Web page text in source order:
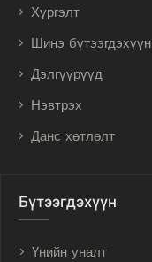
Хүргэлт
Шинэ бүтээгдэхүүн
Дэлгүүрүүд
Нэвтрэх
Данс хөтлөлт
Бүтээгдэхүүн
Үнийн уналт